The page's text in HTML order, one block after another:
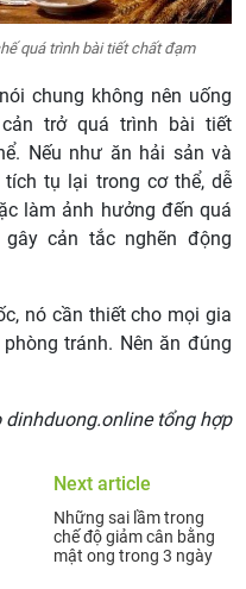
quá trình bài tiết chất đạm
chung không nên uống
trở quá trình bài tiết
Nếu như ăn hải sản và
tụ lại trong cơ thể, dễ
làm ảnh hưởng đến quá
cản tắc nghẽn động
nó cần thiết cho mọi gia
tránh. Nên ăn đúng
dinhduong.online tổng hợp
Next article
Những sai lầm trong
chế độ giảm cân bằng
mật ong trong 3 ngày